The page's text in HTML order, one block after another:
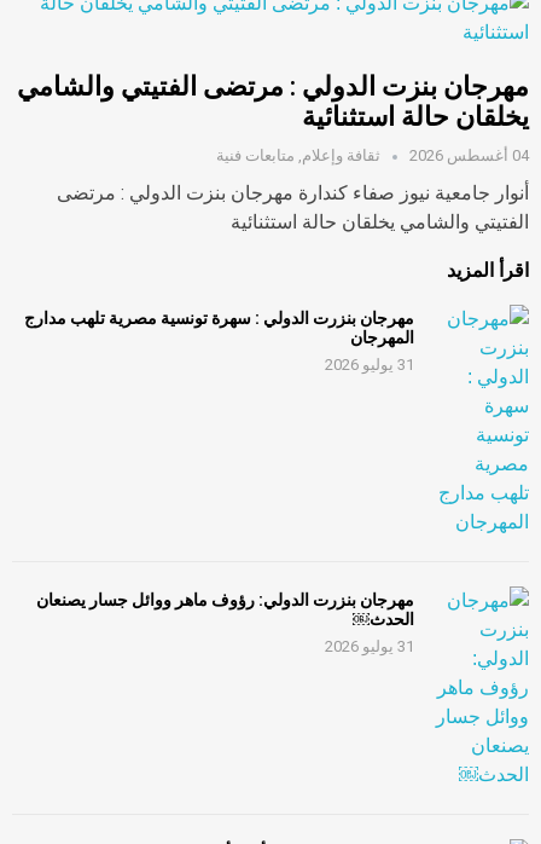
مهرجان بنزت الدولي : مرتضى الفتيتي والشامي
يخلقان حالة استثنائية
04 أغسطس 2026 ثقافة وإعلام, متابعات فنية
أنوار جامعية نيوز صفاء كندارة مهرجان بنزت الدولي : مرتضى
الفتيتي والشامي يخلقان حالة استثنائية
اقرأ المزيد
مهرجان بنزرت الدولي : سهرة تونسية مصرية تلهب مدارج
المهرجان
31 يوليو 2026
مهرجان بنزرت الدولي: رؤوف ماهر ووائل جسار يصنعان
الحدث￼
31 يوليو 2026